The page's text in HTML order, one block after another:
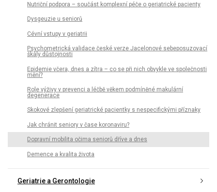
Nutriční podpora – součást komplexní péče o geriatrické pacienty
Dysgeuzie u seniorů
Cévní vstupy v geriatrii
Psychometrická validace české verze Jacelonové sebeposuzovací
škály důstojnosti
Epidemie včera, dnes a zítra – co se při nich obvykle ve společnosti
mění?
Role výživy v prevenci a léčbě věkem podmíněné makulární
degenerace
Skokové zlepšení geriatrické pacientky s nespecifickými příznaky
Jak chránit seniory v čase koronaviru?
Dopravní mobilita očima seniorů dříve a dnes
Demence a kvalita života
Geriatrie a Gerontologie